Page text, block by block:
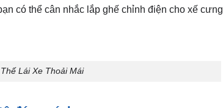
có thể cân nhắc lắp ghế chỉnh điện cho xế cưng
Lái Xe Thoải Mái